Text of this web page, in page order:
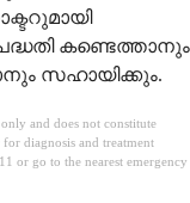
കണ്ടെത്താനും
സഹായിക്കും.
and does not constitute
diagnosis and treatment
or go to the nearest emergency